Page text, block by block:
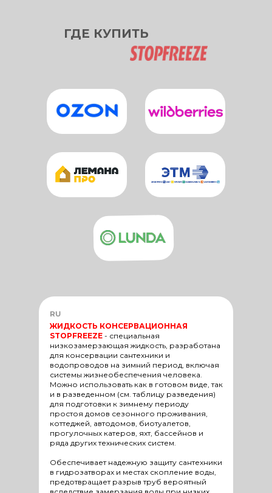
ГДЕ КУПИТЬ
ЖИДКОСТЬ КОНСЕРВАЦИОННАЯ
STOPFREEZE - специальная
низкозамерзающая жидкость, разработана
для консервации сантехники и
водопроводов на зимний период, включая
системы жизнеобеспечения человека.
Можно использовать как в готовом виде, так
и в разведенном (см. таблицу разведения)
для подготовки к зимнему периоду
простоя домов сезонного проживания,
коттеджей, автодомов, биотуалетов,
прогулочных катеров, яхт, бассейнов и
ряда других технических систем.
Обеспечивает надежную защиту сантехники
в гидрозатворах и местах скопление воды,
предотвращает разрыв труб вероятный
RU